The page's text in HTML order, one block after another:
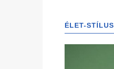
ÉLET-STÍLUS